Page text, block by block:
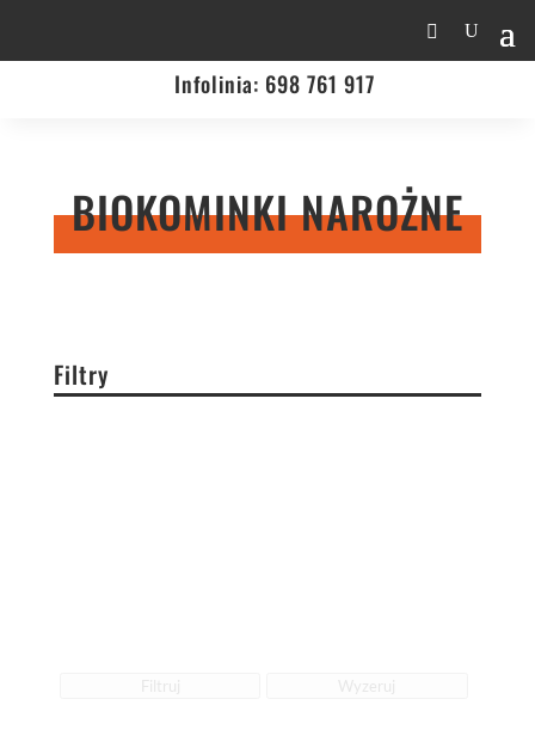
Infolinia: 698 761 917
BIOKOMINKI NAROŻNE
Filtry